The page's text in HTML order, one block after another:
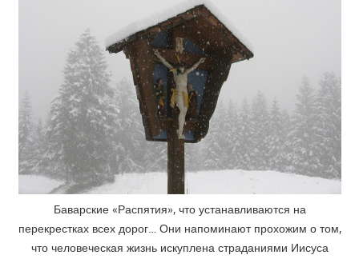
Баварские «Распятия», что устанавливаются на
перекрестках всех дорог… Они напоминают прохожим о том,
что человеческая жизнь искуплена страданиями Иисуса